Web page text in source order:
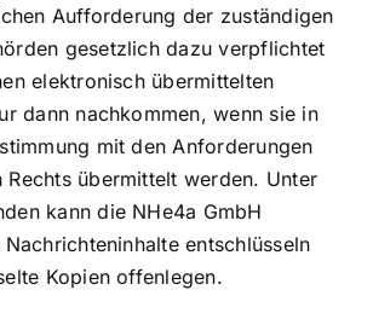
Aufforderung der zuständigen
gesetzlich dazu verpflichtet
elektronisch übermittelten
dann nachkommen, wenn sie in
mit den Anforderungen
Rechts übermittelt werden. Unter
kann die NHe4a GmbH
entschlüsseln
Kopien offenlegen.